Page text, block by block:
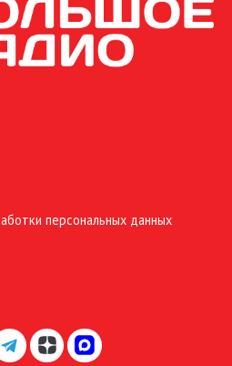
персональных данных